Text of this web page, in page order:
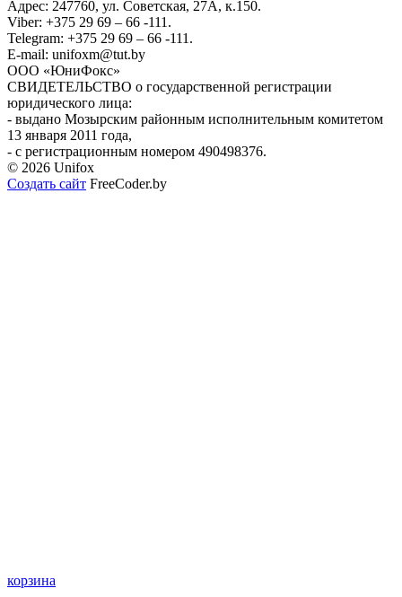
Адрес: 247760, ул. Советская, 27А, к.150.
Viber: +375 29 69 – 66 -111.
Telegram: +375 29 69 – 66 -111.
E-mail: unifoxm@tut.by
ООО «ЮниФокс»
СВИДЕТЕЛЬСТВО о государственной регистрации
юридического лица:
- выдано Мозырским районным исполнительным комитетом
13 января 2011 года,
- с регистрационным номером 490498376.
© 2026 Unifox
Создать сайт FreeCoder.by
корзина